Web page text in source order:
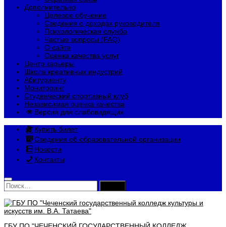
Дополнительно
Целевое обучение
Сведения о доходах руководителя
Психологическая служба
Частые вопросы (FAQ)
О сайте
Оценка качества услуг
Центр карьеры
Школа креативных индустрий
Абитуриенту
Мониторинг
Студенческий спортивный клуб
Независимая оценка качества
Версия для слабовидящих
Купить билет
Сведения об образовательной организации
Новости
Контакты
Найти: